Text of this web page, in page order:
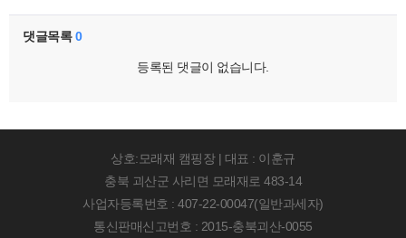
댓글목록0
등록된 댓글이 없습니다.
상호:모래재 캠핑장 | 대표 : 이훈규
충북 괴산군 사리면 모래재로 483-14
사업자등록번호 : 407-22-00047(일반과세자)
통신판매신고번호 : 2015-충북괴산-0055